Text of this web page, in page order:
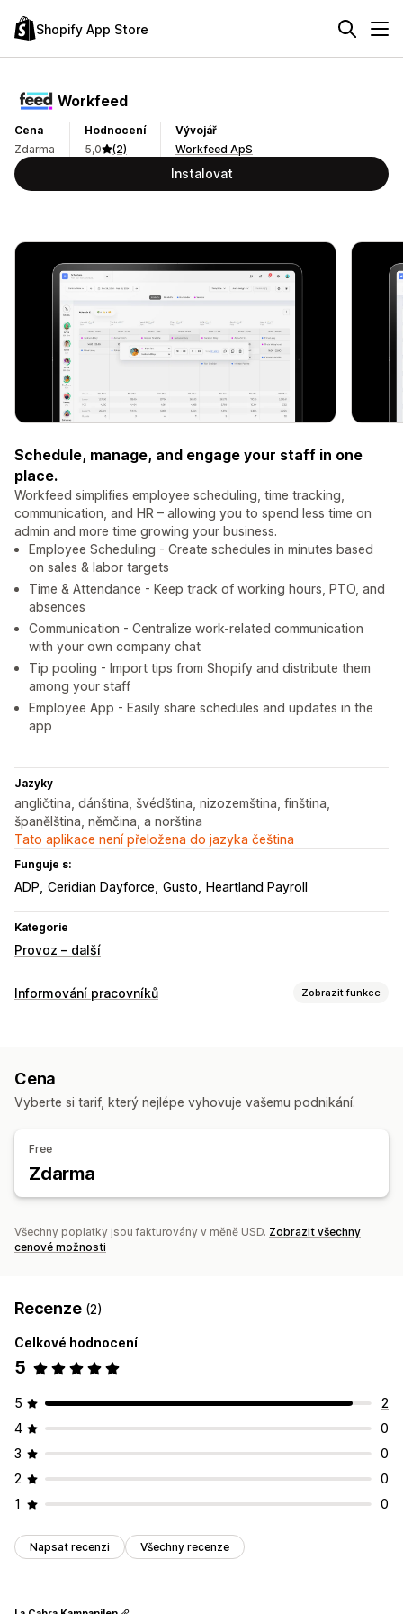
Shopify App Store
Workfeed
Cena
Zdarma
Hodnocení
5,0
(2)
Vývojář
Workfeed ApS
Instalovat
Schedule, manage, and engage your staff in one
place.
Workfeed simplifies employee scheduling, time tracking,
communication, and HR – allowing you to spend less time on
admin and more time growing your business.
Employee Scheduling - Create schedules in minutes based
on sales & labor targets
Time & Attendance - Keep track of working hours, PTO, and
absences
Communication - Centralize work-related communication
with your own company chat
Tip pooling - Import tips from Shopify and distribute them
among your staff
Employee App - Easily share schedules and updates in the
app
Jazyky
angličtina, dánština, švédština, nizozemština, finština,
španělština, němčina, a norština
Tato aplikace není přeložena do jazyka čeština
Funguje s:
ADP Ceridian Dayforce Gusto Heartland Payroll
Kategorie
Provoz – další
Informování pracovníků Zobrazit funkce
Cena
Vyberte si tarif, který nejlépe vyhovuje vašemu podnikání.
Free
Zdarma
Všechny poplatky jsou fakturovány v měně USD. Zobrazit všechny
cenové možnosti
Recenze (2)
Celkové hodnocení
5
5
2
4
0
3
0
2
0
1
0
Napsat recenzi Všechny recenze